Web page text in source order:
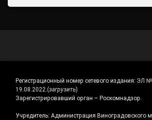
Регистрационный номер сетевого издания: ЭЛ №
19.08.2022.(загрузить)
Зарегистрировавший орган – Роскомнадзор.
Учредитель: Администрация Виноградовского